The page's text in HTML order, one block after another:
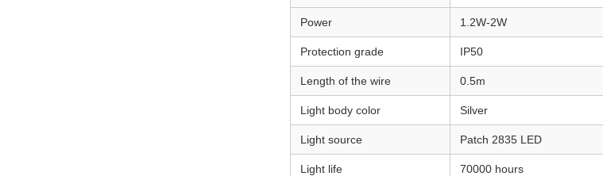
Power 1.2W-2W
Protection grade IP50
Length of the wire 0.5m
Light body color Silver
Light source Patch 2835 LED
Light life 70000 hours